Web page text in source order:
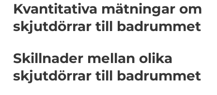
Kvantitativa mätningar om
skjutdörrar till badrummet
Skillnader mellan olika
skjutdörrar till badrummet